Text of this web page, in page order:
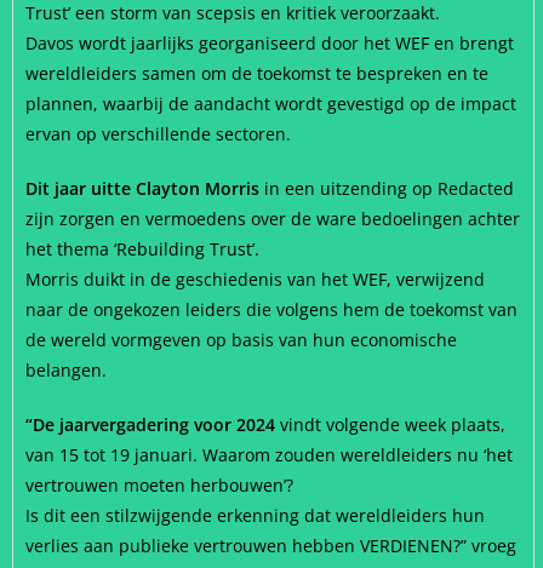
Trust’ een storm van scepsis en kritiek veroorzaakt.
Davos wordt jaarlijks georganiseerd door het WEF en brengt
wereldleiders samen om de toekomst te bespreken en te
plannen, waarbij de aandacht wordt gevestigd op de impact
ervan op verschillende sectoren.
Dit jaar uitte Clayton Morris in een uitzending op Redacted
zijn zorgen en vermoedens over de ware bedoelingen achter
het thema ‘Rebuilding Trust’.
Morris duikt in de geschiedenis van het WEF, verwijzend
naar de ongekozen leiders die volgens hem de toekomst van
de wereld vormgeven op basis van hun economische
belangen.
“De jaarvergadering voor 2024 vindt volgende week plaats,
van 15 tot 19 januari. Waarom zouden wereldleiders nu ‘het
vertrouwen moeten herbouwen’?
Is dit een stilzwijgende erkenning dat wereldleiders hun
verlies aan publieke vertrouwen hebben VERDIENEN?” vroeg